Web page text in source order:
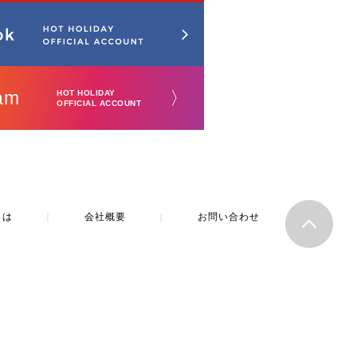
HOT HOLIDAY
OFFICIAL ACCOUNT
〉
会社概要 お問い合わせ